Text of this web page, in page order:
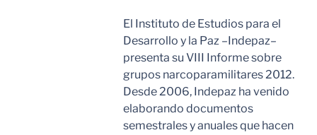
El Instituto de Estudios para el
Desarrollo y la Paz –Indepaz–
presenta su VIII Informe sobre
grupos narcoparamilitares 2012.
Desde 2006, Indepaz ha venido
elaborando documentos
semestrales y anuales que hacen